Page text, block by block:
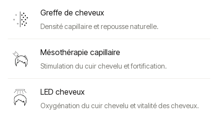
Greffe de cheveux
Densité capillaire et repousse naturelle.
Mésothérapie capillaire
Stimulation du cuir chevelu et fortification.
LED cheveux
Oxygénation du cuir chevelu et vitalité des cheveux.